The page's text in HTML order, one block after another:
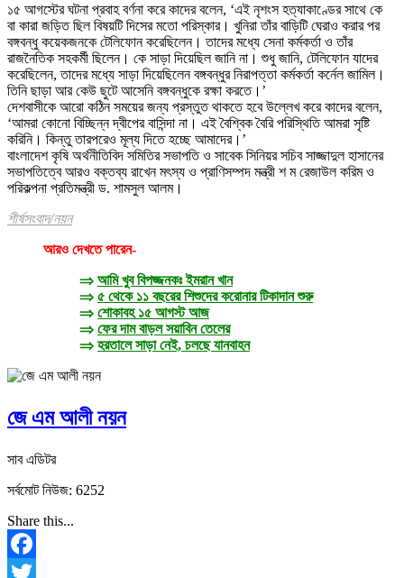
১৫ আগস্টের ঘটনা প্রবাহ বর্ণনা করে কাদের বলেন, ‘এই নৃশংস হত্যাকাণ্ডের সাথে কে
বা কারা জড়িত ছিল বিষয়টি দিসের মতো পরিস্কার। খুনিরা তাঁর বাড়িটি ঘেরাও করার পর
বঙ্গবন্ধু কয়েকজনকে টেলিফোন করেছিলেন। তাদের মধ্যে সেনা কর্মকর্তা ও তাঁর
রাজনৈতিক সহকর্মী ছিলেন। কে সাড়া দিয়েছিল জানি না। শুধু জানি, টেলিফোন যাদের
করেছিলেন, তাদের মধ্যে সাড়া দিয়েছিলেন বঙ্গবন্ধুর নিরাপত্তা কর্মকর্তা কর্নেল জামিল।
তিনি ছাড়া আর কেউ ছুটে আসেনি বঙ্গবন্ধুকে রক্ষা করতে।’
দেশবাসীকে আরো কঠিন সময়ের জন্য প্রস্তুত থাকতে হবে উল্লেখ করে কাদের বলেন,
‘আমরা কোনো বিচ্ছিন্ন দ্বীপের বাসিন্দা না। এই বৈশ্বিক বৈরি পরিস্থিতি আমরা সৃষ্টি
করিনি। কিন্তু তারপরেও মূল্য দিতে হচ্ছে আমাদের।’
বাংলাদেশ কৃষি অর্থনীতিবিদ সমিতির সভাপতি ও সাবেক সিনিয়র সচিব সাজ্জাদুল হাসানের
সভাপতিত্বে আরও বক্তব্য রাখেন মৎস্য ও প্রাণিসম্পদ মন্ত্রী শ ম রেজাউল করিম ও
পরিকল্পনা প্রতিমন্ত্রী ড. শামসুল আলম।
শীর্ষসংবাদ/নয়ন
আরও দেখতে পারেন-
⇒ আমি খুব বিপজ্জনকঃ ইমরান খান
⇒ ৫ থেকে ১১ বছরের শিশুদের করোনার টিকাদান শুরু
⇒ শোকাবহ ১৫ আগস্ট আজ
⇒ ফের দাম বাড়ল সয়াবিন তেলের
⇒ হরতালে সাড়া নেই, চলছে যানবাহন
জে এম আলী নয়ন
সাব এডিটর
সর্বমোট নিউজ: 6252
Share this...
Facebook